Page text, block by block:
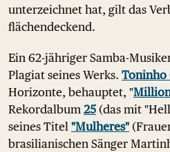
unterzeichnet hat, gilt das
flächendeckend.
Ein 62-jähriger Samba-
Plagiat seines Werks. Toninho
Horizonte, behauptet, "
Rekordalbum 25 (das mit
seines Titel "Mulheres"
brasilianischen Sänger